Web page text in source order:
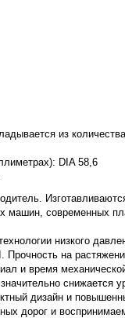
из
DIA 58,6
машин, современных
низкого
Прочность на
и время
дизайн и
дорог и